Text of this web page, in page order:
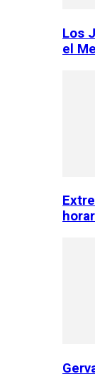
Los
el